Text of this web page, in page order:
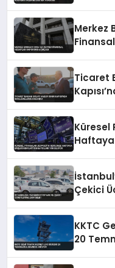
Merkez
Ticaret
Küresel
Haftaya
Çekici
KKTC
20